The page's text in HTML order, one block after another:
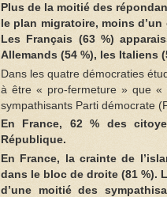
Plus de la moitié des
le plan migratoire, moins
Les Français (63 %)
Allemands (54 %), les Italiens
Dans les quatre démocraties
à être « pro-fermeture » que
sympathisants Parti démocrate
En France, 62 % des
République.
En France, la crainte de
dans le bloc de droite (81 %).
d’une moitié des